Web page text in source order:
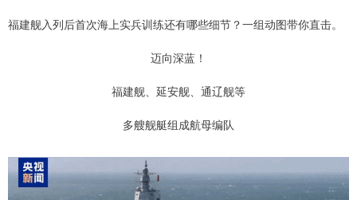
福建舰入列后首次海上实兵训练还有哪些细节？一组动图带你直击。
迈向深蓝！
福建舰、延安舰、通辽舰等
多艘舰艇组成航母编队